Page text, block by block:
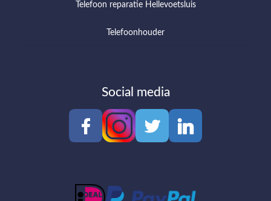
Telefoon reparatie Hellevoetsluis
Telefoonhouder
Social media